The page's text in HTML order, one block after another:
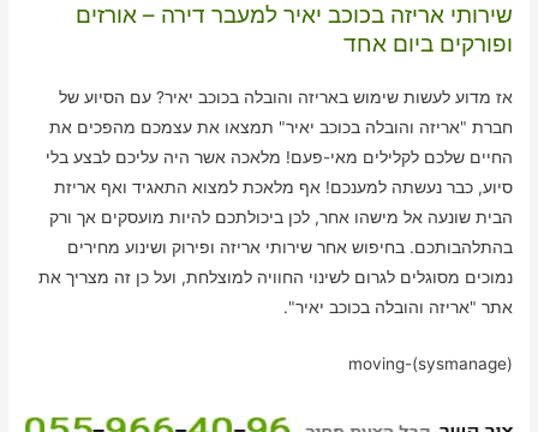
שירותי אריזה בכוכב יאיר למעבר דירה – אורזים
ופורקים ביום אחד
אז מדוע לעשות שימוש באריזה והובלה בכוכב יאיר? עם הסיוע של
חברת "אריזה והובלה בכוכב יאיר" תמצאו את עצמכם מהפכים את
החיים שלכם לקלילים מאי-פעם! מלאכה אשר היה עליכם לבצע בלי
סיוע, כבר נעשתה למענכם! אף מלאכת למצוא התאגיד ואף אריזת
הבית שונעה אל מישהו אחר, לכן ביכולתכם להיות מועסקים אך ורק
בהתלהבותכם. בחיפוש אחר שירותי אריזה ופירוק ושינוע מחירים
נמוכים מסוגלים לגרום לשינוי החוויה למוצלחת, ועל כן זה מצריך את
אתר "אריזה והובלה בכוכב יאיר".
moving-(sysmanage)